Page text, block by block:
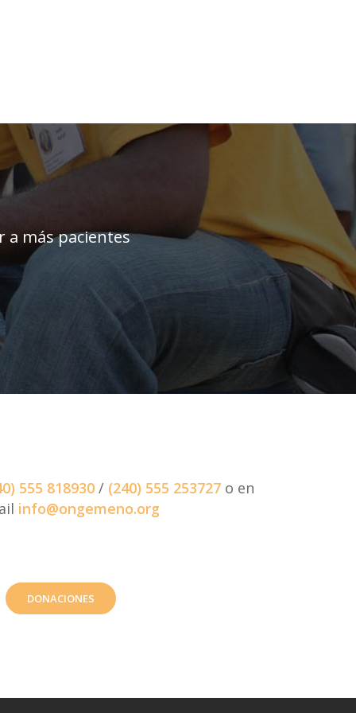
a más pacientes
555 818930/ (240) 555 253727o en
info@ongemeno.org
DONACIONES